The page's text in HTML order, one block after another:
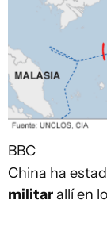
BBC
China ha
militarallí en